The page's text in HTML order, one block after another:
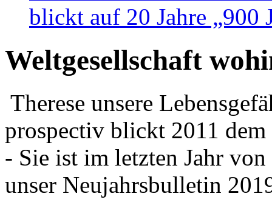
blickt auf 20 Jahre „900
Weltgesellschaft
Therese unsere
prospectiv blickt 2011
- Sie ist im letzten Jahr
unser Neujahrsbulletin